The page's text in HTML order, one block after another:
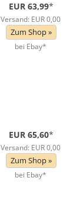
EUR 63,99*
Versand: EUR 0,00
Zum Shop »
bei Ebay*
EUR 65,60*
Versand: EUR 0,00
Zum Shop »
bei Ebay*